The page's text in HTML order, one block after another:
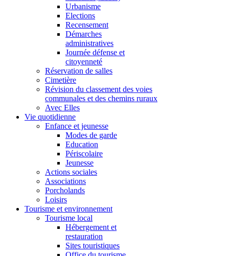
Urbanisme
Elections
Recensement
Démarches
administratives
Journée défense et
citoyenneté
Réservation de salles
Cimetière
Révision du classement des voies
communales et des chemins ruraux
Avec Elles
Vie quotidienne
Enfance et jeunesse
Modes de garde
Education
Périscolaire
Jeunesse
Actions sociales
Associations
Porcholands
Loisirs
Tourisme et environnement
Tourisme local
Hébergement et
restauration
Sites touristiques